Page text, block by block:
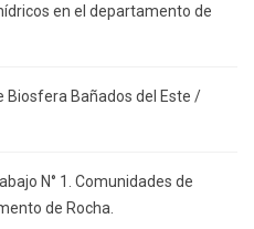
en el departamento de
Biosfera Bañados del Este /
N° 1. Comunidades de
de Rocha.